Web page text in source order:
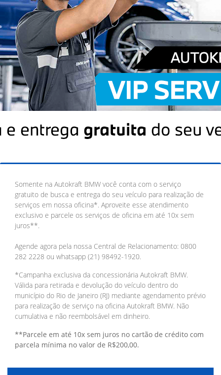
Somente na Autokraft BMW você conta com o serviço
gratuito de busca e entrega do seu veículo para realização de
serviços em nossa oficina*. Aproveite esse atendimento
exclusivo e parcele os serviços de oficina em até 10x sem
juros**.
Agende agora pela nossa Central de Relacionamento: 0800
282 2228 ou whatsapp (21) 98492-1920.
*Campanha exclusiva da concessionária Autokraft BMW.
Válida para retirada e devolução do veículo dentro do
município do Rio de Janeiro (RJ) mediante agendamento prévio
para realização de serviço na oficina Autokraft BMW. Não
cumulativa e não reembolsável em dinheiro.
**Parcele em até 10x sem juros no cartão de crédito com
parcela mínima no valor de R$200,00.